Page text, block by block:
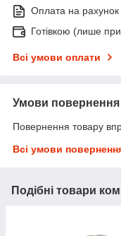
Оплата на рахунок
Готівкою (лише
Всі умови оплати
Умови повернення
Повернення товару
Всі умови
Подібні товари